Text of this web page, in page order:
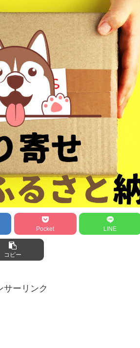
Pocket LINE
コピー
サーリンク